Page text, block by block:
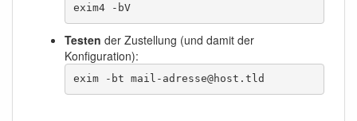
exim4 -bV
Testen der Zustellung (und damit der
Konfiguration):
exim -bt mail-adresse@host.tld